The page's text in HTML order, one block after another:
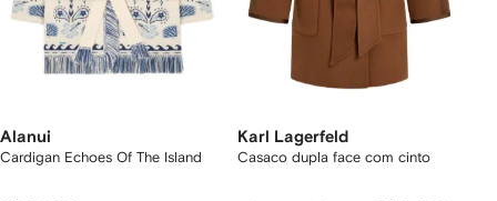
Alanui
Cardigan Echoes Of The Island
Karl Lagerfeld
Casaco dupla face com cinto